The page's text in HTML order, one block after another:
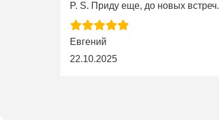
P. S. Приду еще, до новых встреч.
Евгений
22.10.2025